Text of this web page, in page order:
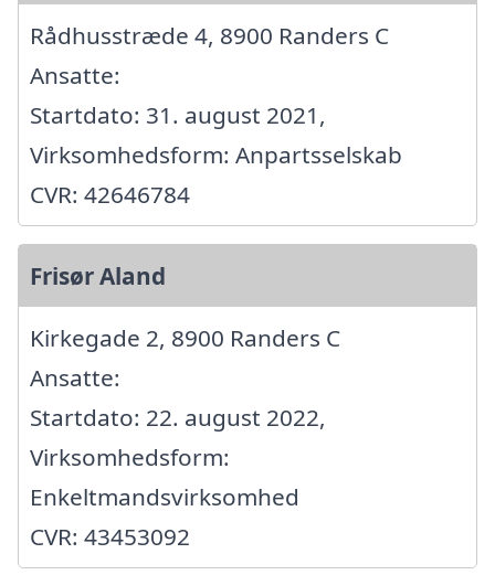
Rådhusstræde 4, 8900 Randers C
Ansatte:
Startdato: 31. august 2021,
Virksomhedsform: Anpartsselskab
CVR: 42646784
Frisør Aland
Kirkegade 2, 8900 Randers C
Ansatte:
Startdato: 22. august 2022,
Virksomhedsform:
Enkeltmandsvirksomhed
CVR: 43453092